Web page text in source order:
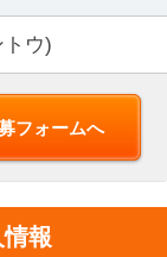
ウ)
フォームへ
報